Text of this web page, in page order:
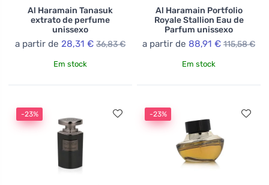
Al Haramain Tanasuk
extrato de perfume
unissexo
a partir de 28,31 € 36,83 €
Em stock
Al Haramain Portfolio
Royale Stallion Eau de
Parfum unissexo
a partir de 88,91 € 115,58 €
Em stock
-23% -23%